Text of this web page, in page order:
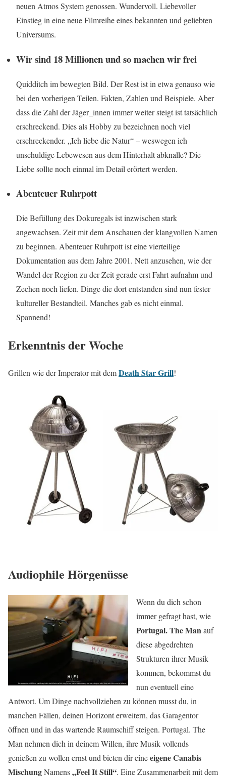
neuen Atmos System genossen. Wundervoll. Liebevoller
Einstieg in eine neue Filmreihe eines bekannten und geliebten
Universums.
Wir sind 18 Millionen und so machen wir frei
Quidditch im bewegten Bild. Der Rest ist in etwa genauso wie
bei den vorherigen Teilen. Fakten, Zahlen und Beispiele. Aber
dass die Zahl der Jäger_innen immer weiter steigt ist tatsächlich
erschreckend. Dies als Hobby zu bezeichnen noch viel
erschreckender. „Ich liebe die Natur“ – weswegen ich
unschuldige Lebewesen aus dem Hinterhalt abknalle? Die
Liebe sollte noch einmal im Detail erörtert werden.
Abenteuer Ruhrpott
Die Befüllung des Dokuregals ist inzwischen stark
angewachsen. Zeit mit dem Anschauen der klangvollen Namen
zu beginnen. Abenteuer Ruhrpott ist eine vierteilige
Dokumentation aus dem Jahre 2001. Nett anzusehen, wie der
Wandel der Region zu der Zeit gerade erst Fahrt aufnahm und
Zechen noch liefen. Dinge die dort entstanden sind nun fester
kultureller Bestandteil. Manches gab es nicht einmal.
Spannend!
Erkenntnis der Woche
Grillen wie der Imperator mit demDeath Star Grill!
Audiophile Hörgenüsse
Wenn du dich schon
immer gefragt hast, wie
Portugal. The Manauf
diese abgedrehten
Strukturen ihrer Musik
kommen, bekommst du
nun eventuell eine
Antwort. Um Dinge nachvollziehen zu können musst du, in
manchen Fällen, deinen Horizont erweitern, das Garagentor
öffnen und in das wartende Raumschiff steigen. Portugal. The
Man nehmen dich in deinem Willen, ihre Musik vollends
genießen zu wollen ernst und bieten dir eineeigeneCanabis
MischungNamens„Feel It Still“. Eine Zusammenarbeit mit dem